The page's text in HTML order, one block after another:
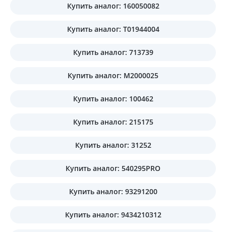
Купить аналог: 160050082
Купить аналог: T01944004
Купить аналог: 713739
Купить аналог: M2000025
Купить аналог: 100462
Купить аналог: 215175
Купить аналог: 31252
Купить аналог: 540295PRO
Купить аналог: 93291200
Купить аналог: 9434210312